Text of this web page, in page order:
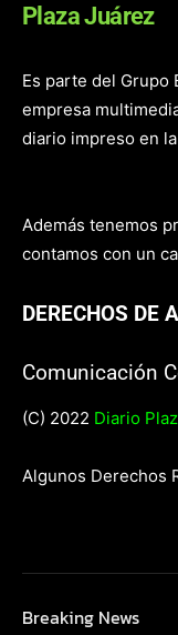
Plaza Juárez
Es parte del Grupo
empresa
diario impreso en
Además tenemos
contamos con un
DERECHOS DE
Comunicación
(C) 2022 Diario
Algunos Derechos
Breaking News